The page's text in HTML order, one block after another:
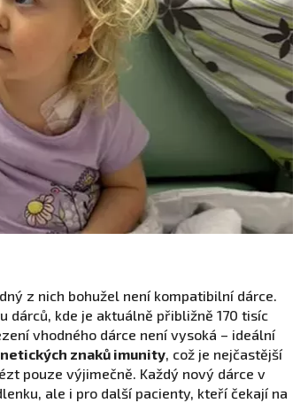
z nich bohužel není kompatibilní dárce.
dárců, kde je aktuálně přibližně 170 tisíc
vhodného dárce není vysoká – ideální
znaků imunity, což je nejčastější
pouze výjimečně. Každý nový dárce v
ale i pro další pacienty, kteří čekají na